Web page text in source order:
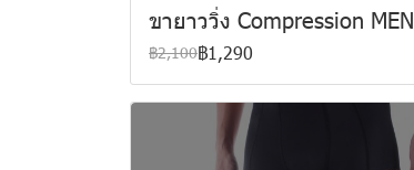
ขายาววิ่ง Compression MEN
฿2,100฿1,290